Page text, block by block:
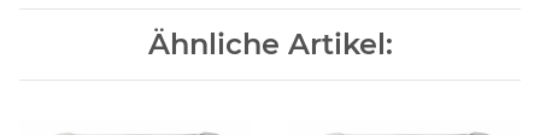
Ähnliche Artikel: